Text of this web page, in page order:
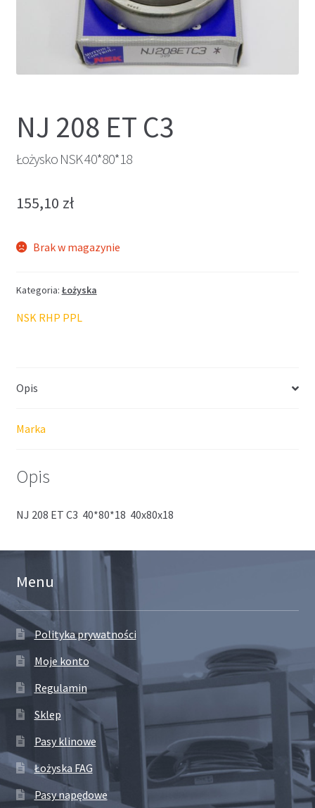
NJ 208 ET C3
Łożysko NSK 40*80*18
155,10 zł
Brak w magazynie
Kategoria: Łożyska
NSK RHP PPL
Opis
Marka
Opis
NJ 208 ET C3 40*80*18 40x80x18
Menu
Polityka prywatności
Moje konto
Regulamin
Sklep
Pasy klinowe
Łożyska FAG
Pasy napędowe